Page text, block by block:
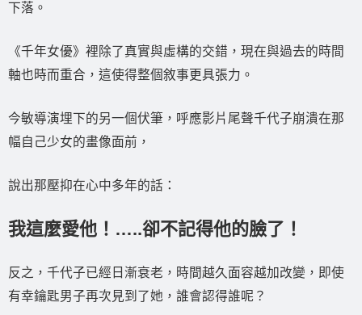
下落。
《千年女優》裡除了真實與虛構的交錯，現在與過去的時間
軸也時而重合，這使得整個敘事更具張力。
今敏導演埋下的另一個伏筆，呼應影片尾聲千代子崩潰在那
幅自己少女的畫像面前，
說出那壓抑在心中多年的話：
我這麼愛他！…..卻不記得他的臉了！
反之，千代子已經日漸衰老，時間越久面容越加改變，即使
有幸鑰匙男子再次見到了她，誰會認得誰呢？